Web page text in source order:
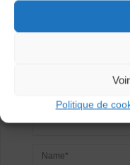
Politique de
obligatoires sont